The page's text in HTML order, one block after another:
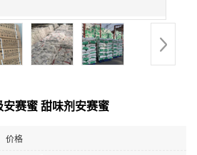
赛蜜 甜味剂安赛蜜
价格